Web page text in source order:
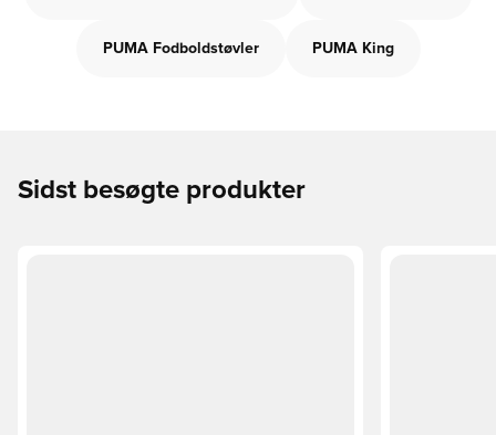
PUMA Fodboldstøvler PUMA King
Sidst besøgte produkter